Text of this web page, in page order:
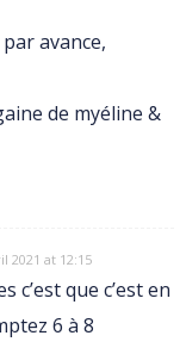
avance,
de myéline &
2021 at 12:15
c’est que c’est en
6 à 8